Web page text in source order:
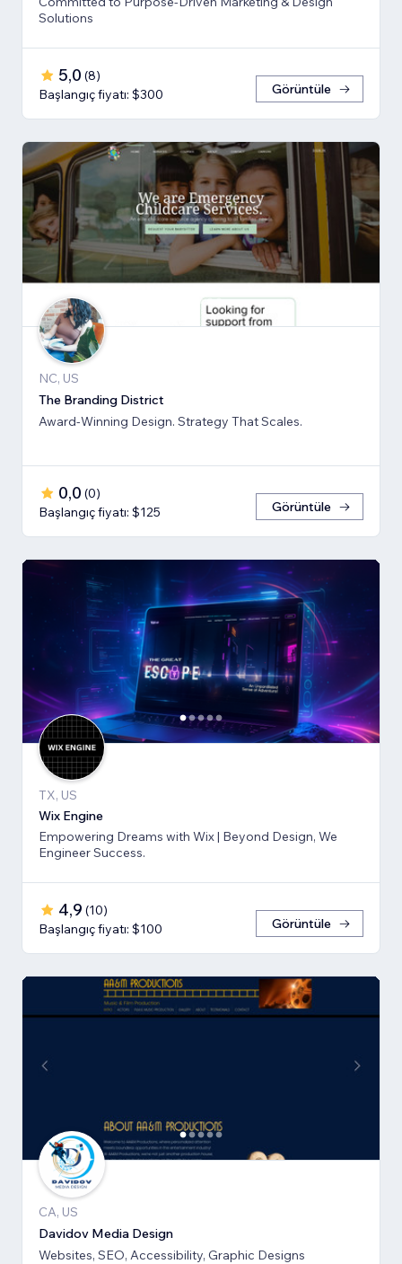
Solutions
5,0 (8)
Başlangıç fiyatı: $300
Görüntüle
NC, US
The Branding District
Award-Winning Design. Strategy That Scales.
0,0 (0)
Başlangıç fiyatı: $125
Görüntüle
TX, US
Wix Engine
Empowering Dreams with Wix | Beyond Design, We
Engineer Success.
4,9 (10)
Başlangıç fiyatı: $100
Görüntüle
CA, US
Davidov Media Design
Websites, SEO, Accessibility, Graphic Designs